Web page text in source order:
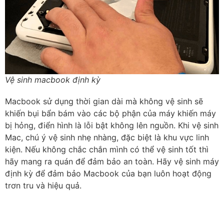
Vệ sinh macbook định kỳ
Macbook sử dụng thời gian dài mà không vệ sinh sẽ
khiến bụi bẩn bám vào các bộ phận của máy khiến máy
bị hỏng, điển hình là lỗi bật không lên nguồn. Khi vệ sinh
Mac, chú ý vệ sinh nhẹ nhàng, đặc biệt là khu vực linh
kiện. Nếu không chắc chắn mình có thể vệ sinh tốt thì
hãy mang ra quán để đảm bảo an toàn. Hãy vệ sinh máy
định kỳ để đảm bảo Macbook của bạn luôn hoạt động
trơn tru và hiệu quả.